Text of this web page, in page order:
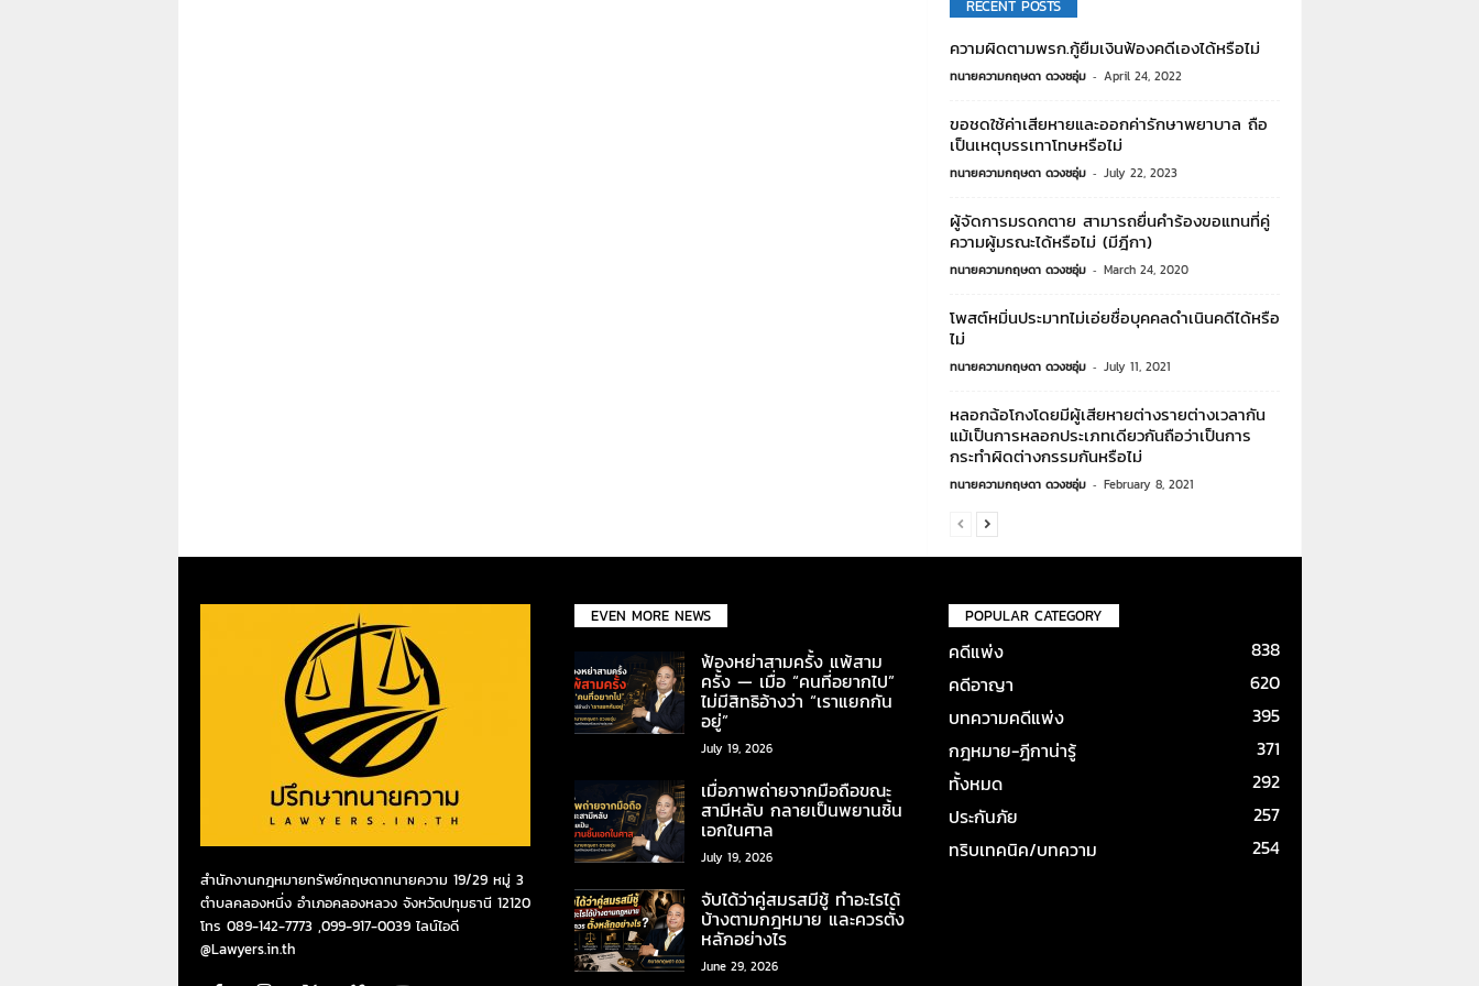
RECENT POSTS
ความผิดตามพรก.กู้ยืมเงินฟ้องคดีเองได้หรือไม่
ทนายความกฤษดา ดวงชอุ่ม - April 24, 2022
ขอชดใช้ค่าเสียหายและออกค่ารักษาพยาบาล ถือ
เป็นเหตุบรรเทาโทษหรือไม่
ทนายความกฤษดา ดวงชอุ่ม - July 22, 2023
ผู้จัดการมรดกตาย สามารถยื่นคำร้องขอแทนที่คู่
ความผู้มรณะได้หรือไม่ (มีฎีกา)
ทนายความกฤษดา ดวงชอุ่ม - March 24, 2020
โพสต์หมิ่นประมาทไม่เอ่ยชื่อบุคคลดำเนินคดีได้หรือ
ไม่
ทนายความกฤษดา ดวงชอุ่ม - July 11, 2021
หลอกฉ้อโกงโดยมีผู้เสียหายต่างรายต่างเวลากัน
แม้เป็นการหลอกประเภทเดียวกันถือว่าเป็นการ
กระทำผิดต่างกรรมกันหรือไม่
ทนายความกฤษดา ดวงชอุ่ม - February 8, 2021
สำนักงานกฎหมายทรัพย์กฤษดาทนายความ 19/29 หมู่ 3
ตำบลคลองหนึ่ง อำเภอคลองหลวง จังหวัดปทุมธานี 12120
โทร 089-142-7773 ,099-917-0039 ไลน์ไอดี
@Lawyers.in.th
EVEN MORE NEWS
ฟ้องหย่าสามครั้ง แพ้สาม
ครั้ง — เมื่อ “คนที่อยากไป”
ไม่มีสิทธิอ้างว่า “เราแยกกัน
อยู่”
July 19, 2026
เมื่อภาพถ่ายจากมือถือขณะ
สามีหลับ กลายเป็นพยานชิ้น
เอกในศาล
July 19, 2026
จับได้ว่าคู่สมรสมีชู้ ทำอะไรได้
บ้างตามกฎหมาย และควรตั้ง
หลักอย่างไร
June 29, 2026
POPULAR CATEGORY
คดีแพ่ง
838
คดีอาญา
620
บทความคดีแพ่ง
395
กฎหมาย-ฎีกาน่ารู้
371
ทั้งหมด
292
ประกันภัย
257
ทริบเทคนิค/บทความ
254